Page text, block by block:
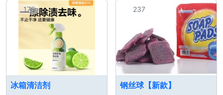
175
冰箱清洁剂
237
钢丝球【新款】